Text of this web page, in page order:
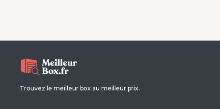
Trouvez le meilleur box au meilleur prix.